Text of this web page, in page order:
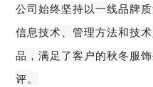
公司始终坚持以一线品牌
信息技术、管理方法和技
品，满足了客户的秋冬服
评。